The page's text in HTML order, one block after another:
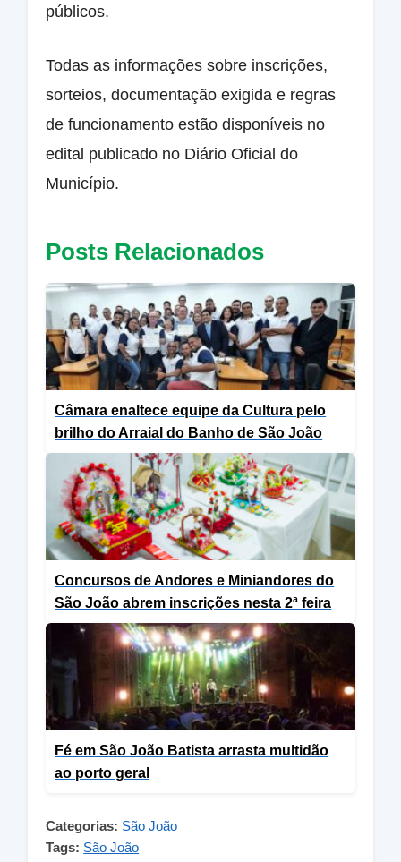
públicos.
Todas as informações sobre inscrições,
sorteios, documentação exigida e regras
de funcionamento estão disponíveis no
edital publicado no Diário Oficial do
Município.
Posts Relacionados
Câmara enaltece equipe da Cultura pelo
brilho do Arraial do Banho de São João
Concursos de Andores e Miniandores do
São João abrem inscrições nesta 2ª feira
Fé em São João Batista arrasta multidão
ao porto geral
Categorias: São João
Tags: São João